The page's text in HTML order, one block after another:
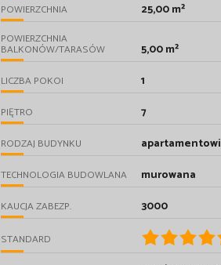
POWIERZCHNIA 25,00 m²
POWIERZCHNIA
BALKONÓW/TARASÓW 5,00 m²
LICZBA POKOI 1
PIĘTRO 7
RODZAJ BUDYNKU
TECHNOLOGIA BUDOWLANA murowana
KAUCJA ZABEZP. 3000
STANDARD